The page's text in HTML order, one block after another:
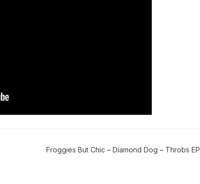
Froggies But Chic – Diamond Dog – Throbs EP